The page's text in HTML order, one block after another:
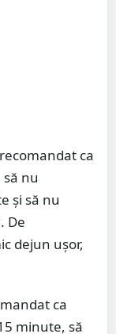
ca
nu
și să nu
De
dejun ușor,
ca
minute, să